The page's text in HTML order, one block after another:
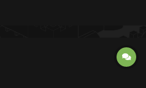
e se relembrarem um pouco de